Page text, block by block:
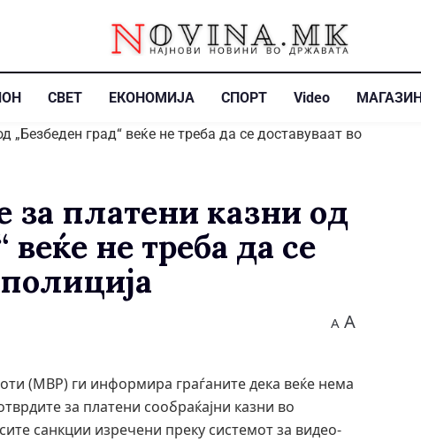
СВЕТ ЕКОНОМИЈА СПОРТ Video МАГАЗИН
платени казни од
веќе не треба да се
A A
(МВР) ги информира граѓаните дека веќе нема
за платени сообраќајни казни во
санкции изречени преку системот за видео-